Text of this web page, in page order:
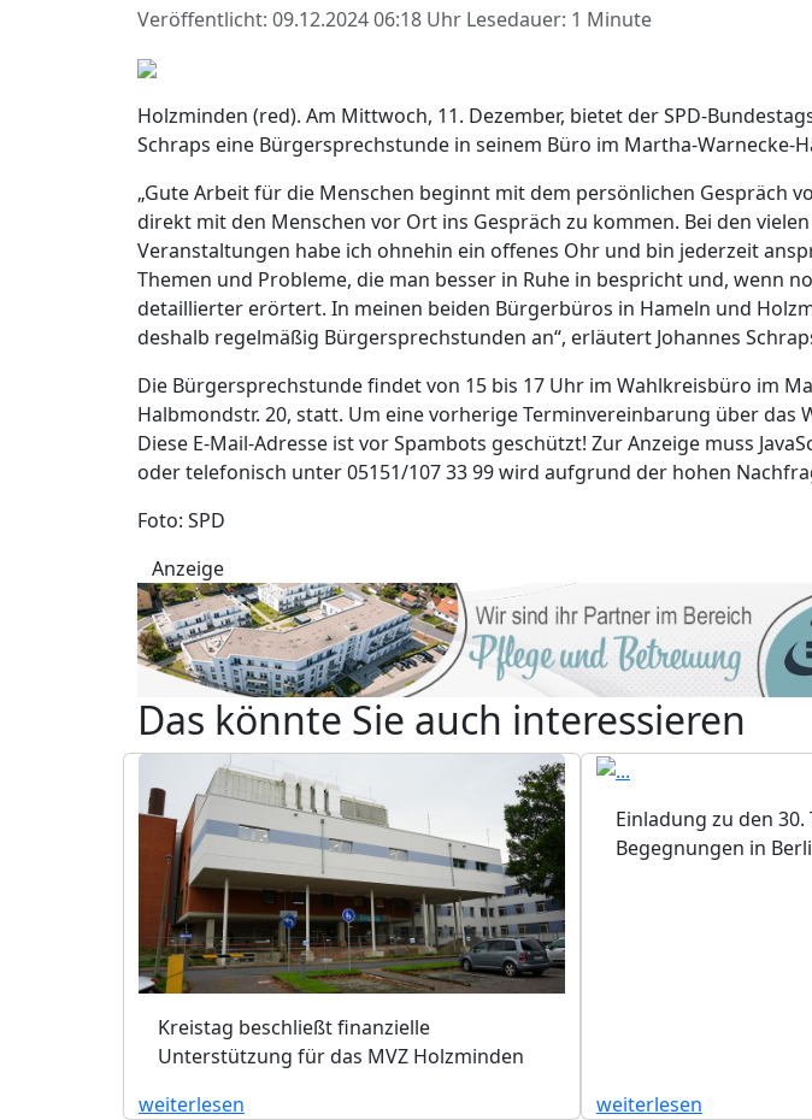
Veröffentlicht: 09.12.2024 06:18 Uhr Lesedauer: 1 Minute
Holzminden (red). Am Mittwoch, 11. Dezember, bietet der SPD-
Schraps eine Bürgersprechstunde in seinem Büro im Martha-Warnecke-
„Gute Arbeit für die Menschen beginnt mit dem persönlichen Gespräch
direkt mit den Menschen vor Ort ins Gespräch zu kommen. Bei den
Veranstaltungen habe ich ohnehin ein offenes Ohr und bin jederzeit
Themen und Probleme, die man besser in Ruhe in bespricht und, wenn
detaillierter erörtert. In meinen beiden Bürgerbüros in Hameln und
deshalb regelmäßig Bürgersprechstunden an“, erläutert Johannes
Die Bürgersprechstunde findet von 15 bis 17 Uhr im Wahlkreisbüro im
Halbmondstr. 20, statt. Um eine vorherige Terminvereinbarung über das
Diese E-Mail-Adresse ist vor Spambots geschützt! Zur Anzeige muss
oder telefonisch unter 05151/107 33 99 wird aufgrund der hohen
Foto: SPD
Anzeige
Das könnte Sie auch interessieren
Kreistag beschließt finanzielle
Unterstützung für das MVZ Holzminden
weiterlesen
Einladung zu den 30.
Begegnungen in
weiterlesen